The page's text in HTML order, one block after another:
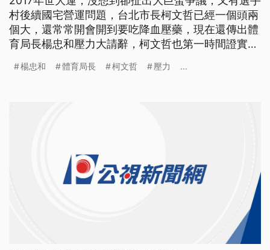
村後續國宅營運問題，台北市長柯文哲已經一個頭兩
個大，還常常開會開到要吃降血壓藥，現在還傳出體
育局長楊忠和壓力大請辭，柯文哲也第一時間證實。
面對面 當面談有哪些困難或什麼的 我們再處理吧 明
楊忠和 體育局長 柯文哲 壓力 ...